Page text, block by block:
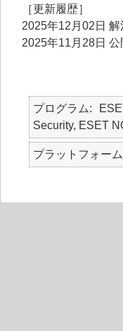
［更新履歴］
2025年12月02日 解
2025年11月28日 公
プログラム
Security, ESET
プラットフォーム